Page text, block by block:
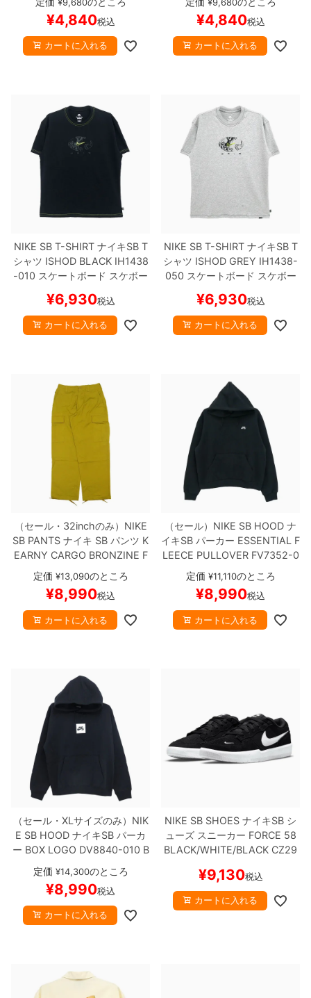
ボード スケボー【キャンセル/
返品/交換不可商品】
¥4,840税込
カートに入れる
ケボー【キャンセル/返品/交換
不可商品】
¥4,840税込
カートに入れる
NIKE SB T-SHIRTナイキSBT
シャツ ISHODBLACKIH1438
-010 スケートボード スケボー
¥6,930税込
カートに入れる
NIKE SB T-SHIRTナイキSBT
シャツ ISHOD GREY IH1438-
050 スケートボード スケボー
¥6,930税込
カートに入れる
（セール・32inchのみ） NIKE
SB PANTS ナイキ SB パンツ K
EARNY CARGO BRONZINE F
Q0495-716
ケボー
定価 ¥13,090のところ
¥8,990税込
カートに入れる
（セール） NIKE SB HOOD ナ
イキSB パーカー ESSENTIAL F
LEECE PULLOVERFV7352-0
BLACK/WHITE
ード スケボー
定価 ¥11,110のところ
¥8,990税込
カートに入れる
（セール・XLサイズのみ） NIK
E SB HOOD ナイキSB パーカ
ー BOX LOGO DV8840-010 B
LACKスケートボード スケボー
定価 ¥14,300のところ
¥8,990税込
カートに入れる
NIKE SB SHOES ナイキSB シ
ューズ スニーカー FORCE 58
BLACK/WHITE/BLACK CZ29
ー
¥9,130税込
カートに入れる